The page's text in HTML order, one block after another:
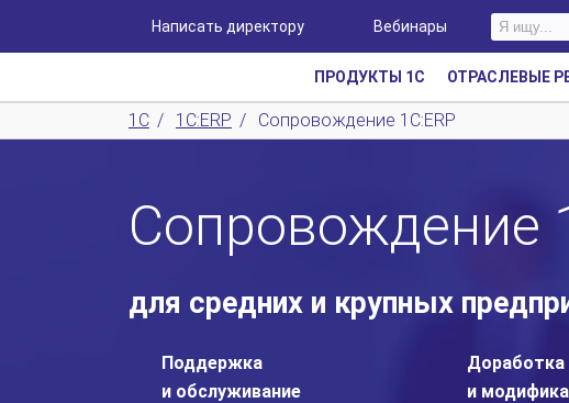
Написать директору Вебинары
ПРОДУКТЫ 1С ОТРАСЛЕВЫЕ
1С / 1С:ERP / Сопровождение 1С:ERP
Сопровождение
для средних и крупных
Поддержка
и обслуживание
Доработка
и